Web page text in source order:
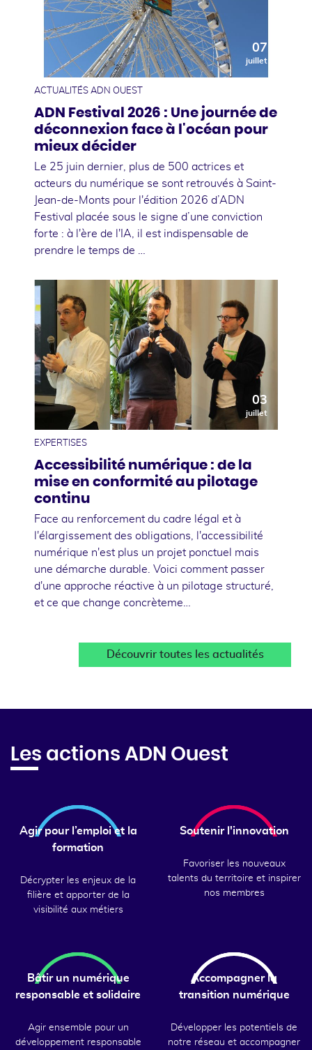
07
juillet
ACTUALITÉS ADN OUEST
ADN Festival 2026 : Une journée de
déconnexion face à l'océan pour
mieux décider
Le 25 juin dernier, plus de 500 actrices et
acteurs du numérique se sont retrouvés à Saint-
Jean-de-Monts pour l'édition 2026 d’ADN
Festival placée sous le signe d’une conviction
forte : à l'ère de l'IA, il est indispensable de
prendre le temps de …
03
juillet
EXPERTISES
Accessibilité numérique : de la
mise en conformité au pilotage
continu
Face au renforcement du cadre légal et à
l'élargissement des obligations, l'accessibilité
numérique n'est plus un projet ponctuel mais
une démarche durable. Voici comment passer
d'une approche réactive à un pilotage structuré,
et ce que change concrèteme…
Découvrir toutes les actualités
Les actions ADN Ouest
Agir pour l’emploi et la
formation
Décrypter les enjeux de la
filière et apporter de la
visibilité aux métiers
Soutenir l'innovation
Favoriser les nouveaux
talents du territoire et inspirer
nos membres
Bâtir un numérique
responsable et solidaire
Agir ensemble pour un
développement responsable
Accompagner la
transition numérique
Développer les potentiels de
notre réseau et accompagner